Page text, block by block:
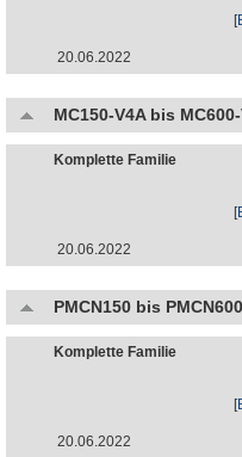
[
20.06.2022
MC150-V4A bis
Komplette Familie
[
20.06.2022
PMCN150 bis PMCN600
Komplette Familie
[
20.06.2022